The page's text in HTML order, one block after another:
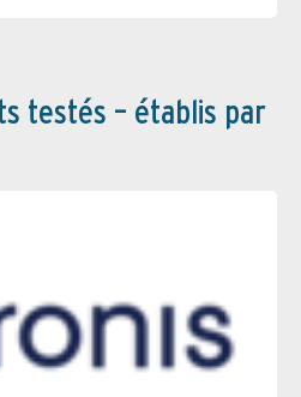
testés – établis par